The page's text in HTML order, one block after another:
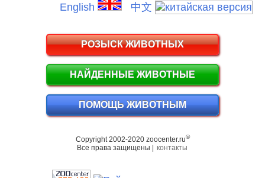
English 中文
РОЗЫСК ЖИВОТНЫХ
НАЙДЕННЫЕ ЖИВОТНЫЕ
ПОМОЩЬ ЖИВОТНЫМ
Copyright 2002-2020 zoocenter.ru©
Все права защищены | контакты